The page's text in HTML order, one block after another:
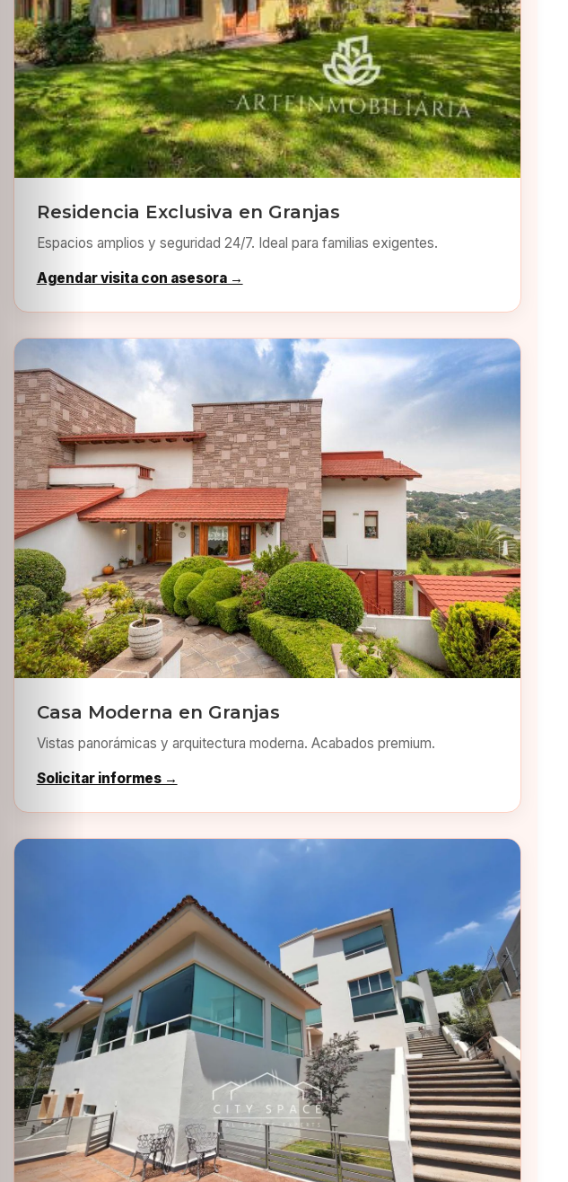
Inicio
Casting
Bershka
Casting
Sabritas
Casting
HolliKids
Contacto
Residencia Exclusiva en Granjas
Espacios amplios y seguridad 24/7. Ideal para familias exigentes.
Agendar visita con asesora →
Casa Moderna en Granjas
Vistas panorámicas y arquitectura moderna. Acabados premium.
Solicitar informes →